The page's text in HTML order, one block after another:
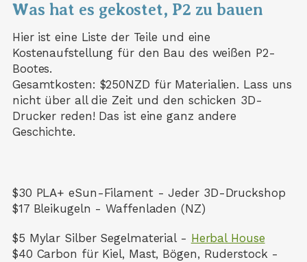
Was hat es gekostet, P2 zu bauen
Hier ist eine Liste der Teile und eine
Kostenaufstellung für den Bau des weißen P2-
Bootes.
Gesamtkosten: $250NZD für Materialien. Lass uns
nicht über all die Zeit und den schicken 3D-
Drucker reden! Das ist eine ganz andere
Geschichte.
$30 PLA+ eSun-Filament - Jeder 3D-Druckshop
$17 Bleikugeln - Waffenladen (NZ)
$5 Mylar Silber Segelmaterial - Herbal House
$40 Carbon für Kiel, Mast, Bögen, Ruderstock -